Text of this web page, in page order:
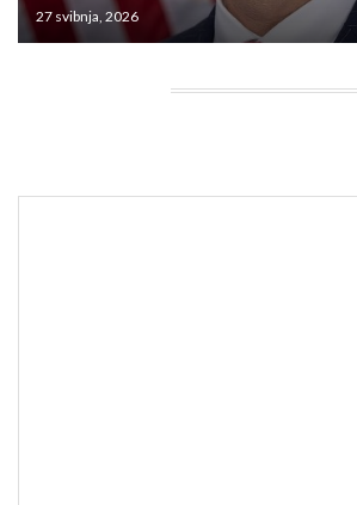
27 svibnja, 2026